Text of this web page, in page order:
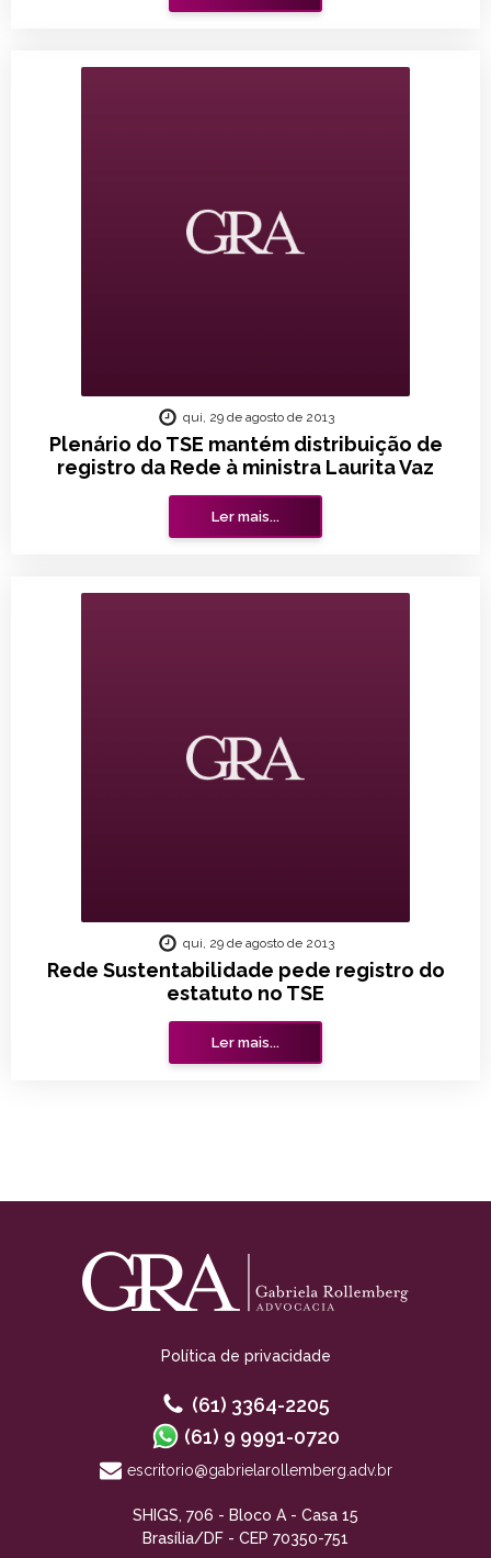
Plenário do TSE mantém distribuição de
registro da Rede à ministra Laurita Vaz
qui, 29 de agosto de 2013
Ler mais...
Rede Sustentabilidade pede registro do
estatuto no TSE
qui, 29 de agosto de 2013
Ler mais...
Política de privacidade
(61) 3364-2205
(61) 9 9991-0720
escritorio@gabrielarollemberg.adv.br
SHIGS, 706 - Bloco A - Casa 15
Brasília/DF - CEP 70350-751